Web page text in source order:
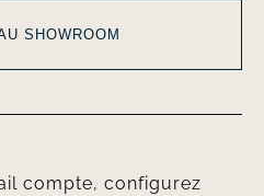
SHOWROOM
compte, configurez